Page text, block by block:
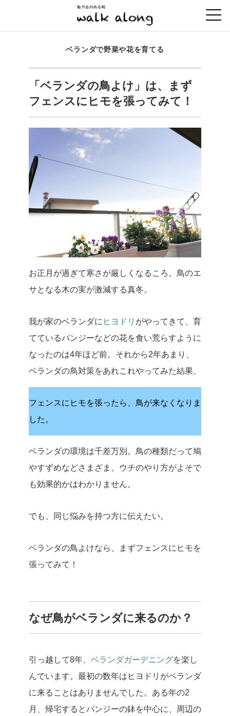
ベランダで野菜や花を育てる
「ベランダの鳥よけ」は、まず
フェンスにヒモを張ってみて！
お正月が過ぎて寒さが厳しくなるころ。鳥のエ
サとなる木の実が激減する真冬。
我が家のベランダに ヒヨドリ がやってきて、育
てているパンジーなどの花を食い荒らすように
なったのは4年ほど前。それから2年あまり、
ベランダの鳥対策をあれこれやってみた結果、
フェンスにヒモを張ったら、鳥が来なくなりま
した。
ベランダの環境は千差万別。鳥の種類だって鳩
やすずめなどさまざま。ウチのやり方がよそで
も効果的かはわかりません。
でも、同じ悩みを持つ方に伝えたい。
ベランダの鳥よけなら、まずフェンスにヒモを
張ってみて！
なぜ鳥がベランダに来るのか？
引っ越して8年、 ベランダガーデニングを楽し
んでいます。最初の数年はヒヨドリがベランダ
に来ることはありませんでした。ある年の2
月、帰宅するとパンジーの鉢を中心に、周辺の